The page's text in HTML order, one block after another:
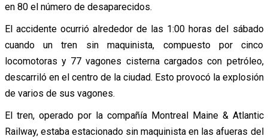
en 80 el número de desaparecidos.
El accidente ocurrió alrededor de las 1:00 horas del sábado
cuando un tren sin maquinista, compuesto por cinco
locomotoras y 77 vagones cisterna cargados con petróleo,
descarriló en el centro de la ciudad. Esto provocó la explosión
de varios de sus vagones.
El tren, operado por la compañía Montreal Maine & Atlantic
Railway, estaba estacionado sin maquinista en las afueras del